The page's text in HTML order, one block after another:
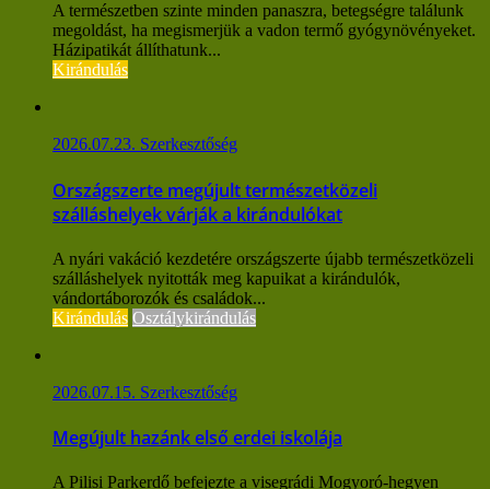
A természetben szinte minden panaszra, betegségre találunk
megoldást, ha megismerjük a vadon termő gyógynövényeket.
Házipatikát állíthatunk...
Kirándulás
2026.07.23. Szerkesztőség
Országszerte megújult természetközeli
szálláshelyek várják a kirándulókat
A nyári vakáció kezdetére országszerte újabb természetközeli
szálláshelyek nyitották meg kapuikat a kirándulók,
vándortáborozók és családok...
Kirándulás Osztálykirándulás
2026.07.15. Szerkesztőség
Megújult hazánk első erdei iskolája
A Pilisi Parkerdő befejezte a visegrádi Mogyoró-hegyen